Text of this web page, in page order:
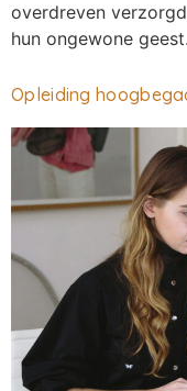
overdreven
hun ongewone geest.
Opleiding